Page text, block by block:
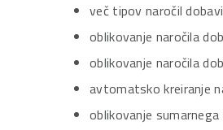
več tipov naročil
oblikovanje naročila
oblikovanje naročila
avtomatsko kreiranje
oblikovanje